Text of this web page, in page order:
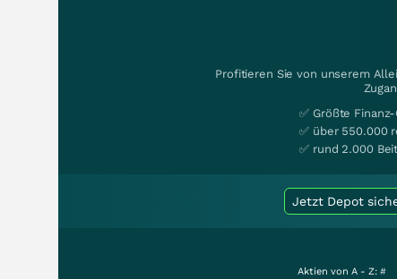
Profitieren Sie von unserem
✅ Größte
✅ über 550.000
✅ rund 2.000
Jetzt Depot
Aktien von A - Z: #